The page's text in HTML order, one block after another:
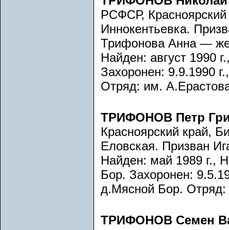
РСФСР, Красноярский
Иннокентьевка.
Трифонова Анна —
Найден: август 1990
Захоронен: 9.9.1990
Отряд: им.
ТРИФОНОВ Петр
Красноярский край,
Еловская. Призван
Найден: май 1989 г.,
Бор. Захоронен:
д.Мясной Бор. Отряд:
ТРИФОНОВ Семен